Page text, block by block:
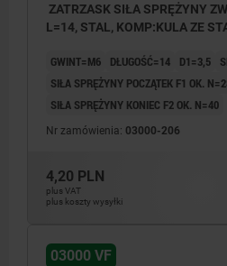
ZATRZASK SIŁA SPRĘŻYNY
L=14, STAL, KOMP:KULA ZE
GWINT=M6 DŁUGOŚĆ=14 D1=3,5
SIŁA SPRĘŻYNY POCZĄTEK F1 OK.
SIŁA SPRĘŻYNY KONIEC F2 OK. N=40
Nr zamówienia: 03000-206
4,20 PLN
plus VAT
plus koszty wysyłki
03000 VF